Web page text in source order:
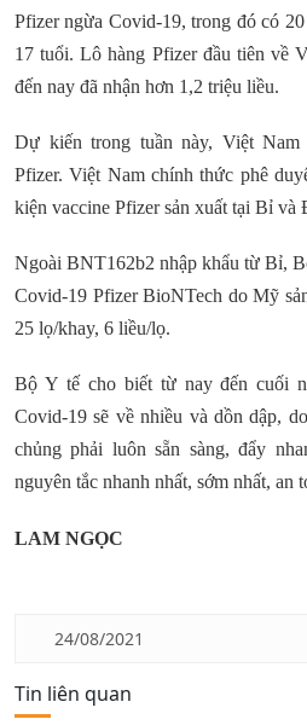
Pfizer ngừa Covid-19, trong đó có
17 tuổi. Lô hàng Pfizer đầu tiên về
đến nay đã nhận hơn 1,2 triệu liều.
Dự kiến trong tuần này, Việt Nam
Pfizer. Việt Nam chính thức phê
kiện vaccine Pfizer sản xuất tại Bỉ và
Ngoài BNT162b2 nhập khẩu từ Bỉ,
Covid-19 Pfizer BioNTech do Mỹ
25 lọ/khay, 6 liều/lọ.
Bộ Y tế cho biết từ nay đến cuối
Covid-19 sẽ về nhiều và dồn dập,
chủng phải luôn sẵn sàng, đẩy
nguyên tắc nhanh nhất, sớm nhất, an
LAM NGỌC
24/08/2021
Tin liên quan